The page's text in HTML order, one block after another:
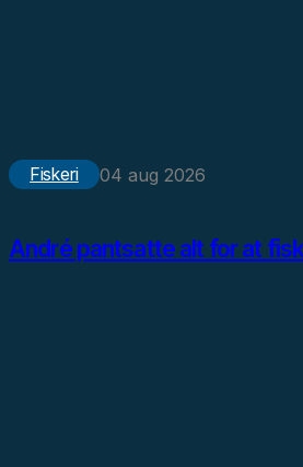
Fiskeri 04 aug 2026
André pantsatte alt for at